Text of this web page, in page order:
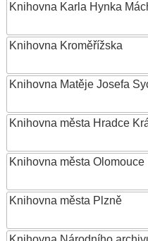
Knihovna Karla Hynka
Knihovna Kroměřížska
Knihovna Matěje Josefa
Knihovna města Hradce
Knihovna města Olomouce
Knihovna města Plzně